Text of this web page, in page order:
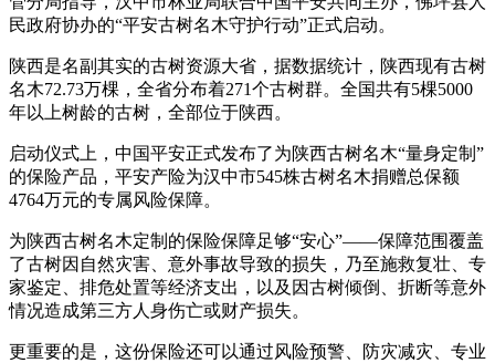
民政府协办的“平安古树名木守护行动”正式启动。
陕西是名副其实的古树资源大省，据数据统计，陕西现有古树
名木72.73万棵，全省分布着271个古树群。全国共有5棵5000
年以上树龄的古树，全部位于陕西。
启动仪式上，中国平安正式发布了为陕西古树名木“量身定制”
的保险产品，平安产险为汉中市545株古树名木捐赠总保额
4764万元的专属风险保障。
为陕西古树名木定制的保险保障足够“安心”——保障范围覆盖
了古树因自然灾害、意外事故导致的损失，乃至施救复壮、专
家鉴定、排危处置等经济支出，以及因古树倾倒、折断等意外
情况造成第三方人身伤亡或财产损失。
更重要的是，这份保险还可以通过风险预警、防灾减灾、专业